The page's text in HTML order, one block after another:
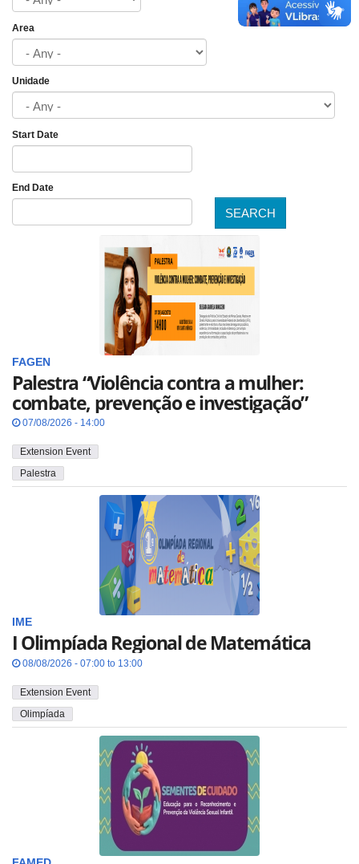
Area
Unidade
Start Date
End Date
SEARCH
FAGEN
Palestra “Violência contra a mulher:
combate, prevenção e investigação”
07/08/2026 - 14:00
Extension Event
Palestra
IME
I Olimpíada Regional de Matemática
08/08/2026 - 07:00 to 13:00
Extension Event
Olimpíada